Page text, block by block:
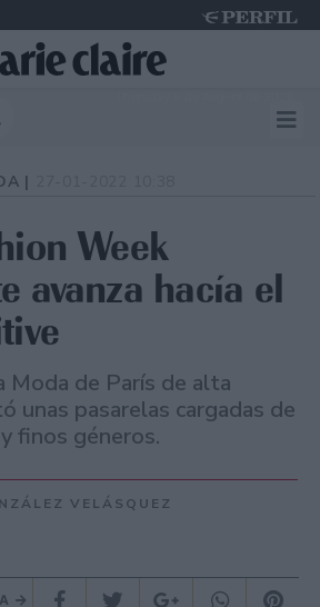
|
Week
avanza hacía el
Moda de París de alta
unas pasarelas cargadas de
finos géneros.
VELÁSQUEZ